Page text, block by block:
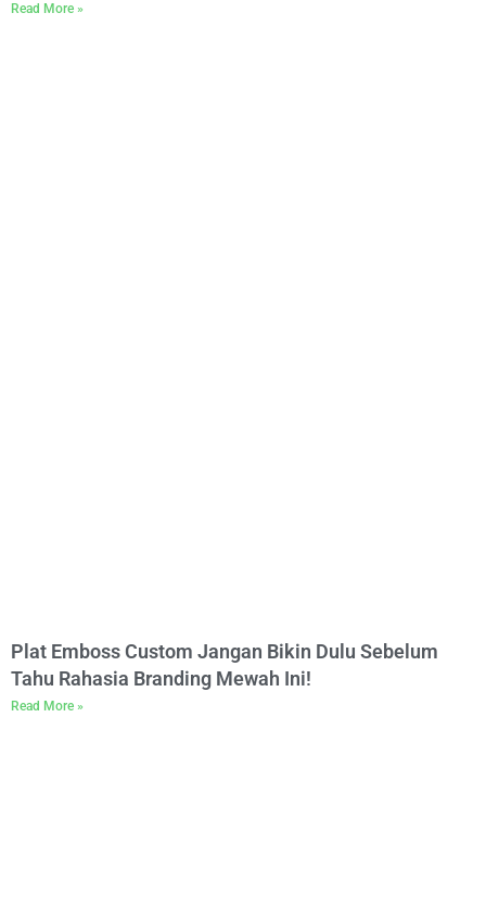
Read More »
Plat Emboss Custom Jangan Bikin Dulu Sebelum
Tahu Rahasia Branding Mewah Ini!
Read More »